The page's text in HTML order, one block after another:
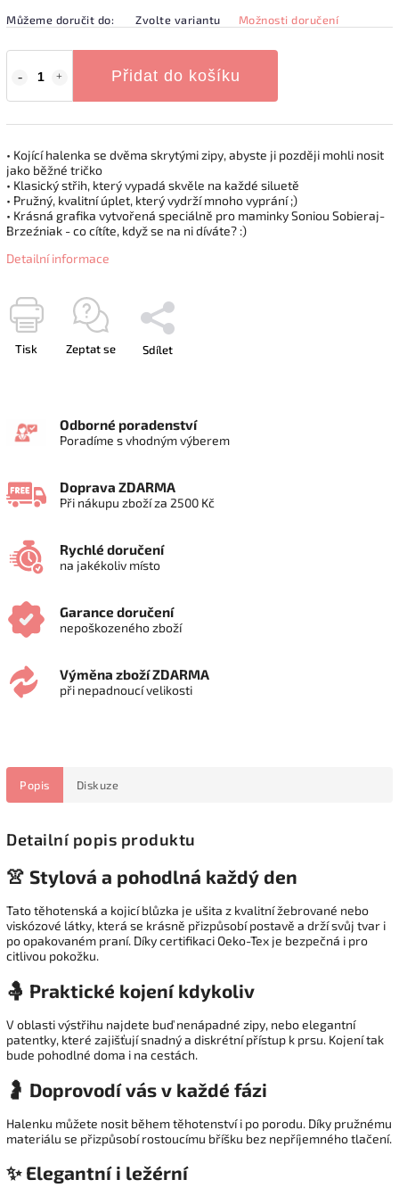
Můžeme doručit do: Zvolte variantu Možnosti doručení
Přidat do košíku
• Kojící halenka se dvěma skrytými zipy, abyste ji později mohli nosit
jako běžné tričko
• Klasický střih, který vypadá skvěle na každé siluetě
• Pružný, kvalitní úplet, který vydrží mnoho vyprání ;)
• Krásná grafika vytvořená speciálně pro maminky Soniou Sobieraj-
Brzeźniak - co cítíte, když se na ni díváte? :)
Detailní informace
Tisk Zeptat se Sdílet
Odborné poradenství
Poradíme s vhodným výberem
Doprava ZDARMA
Při nákupu zboží za 2500 Kč
Rychlé doručení
na jakékoliv místo
Garance doručení
nepoškozeného zboží
Výměna zboží ZDARMA
při nepadnoucí velikosti
Popis Diskuze
Detailní popis produktu
👚 Stylová a pohodlná každý den
Tato těhotenská a kojicí blůzka je ušita z kvalitní žebrované nebo
viskózové látky, která se krásně přizpůsobí postavě a drží svůj tvar i
po opakovaném praní. Díky certifikaci Oeko-Tex je bezpečná i pro
citlivou pokožku.
🤱 Praktické kojení kdykoliv
V oblasti výstřihu najdete buď nenápadné zipy, nebo elegantní
patentky, které zajišťují snadný a diskrétní přístup k prsu. Kojení tak
bude pohodlné doma i na cestách.
🤰 Doprovodí vás v každé fázi
Halenku můžete nosit během těhotenství i po porodu. Díky pružnému
materiálu se přizpůsobí rostoucímu bříšku bez nepříjemného tlačení.
✨ Elegantní i ležérní